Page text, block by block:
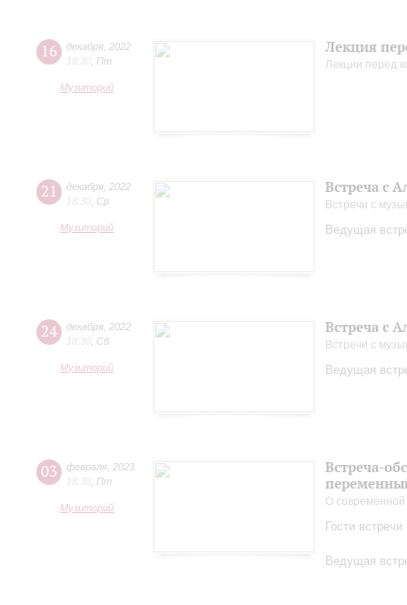
16 декабря 2022
18:30 Пт
Музиторий
Лекция
Лекции перед
21 декабря 2022
18:30 Ср
Музиторий
Встреча с
Встречи с
Ведущая
24 декабря 2022
18:30 Сб
Музиторий
Встреча с
Встречи с
Ведущая
03 февраля 2023
18:30 Пт
Музиторий
Встреча-
О
Гости
Ведущая